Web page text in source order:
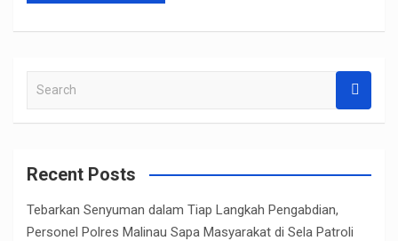
a
c
Recent Posts
Tebarkan Senyuman dalam Tiap Langkah Pengabdian,
Personel Polres Malinau Sapa Masyarakat di Sela Patroli